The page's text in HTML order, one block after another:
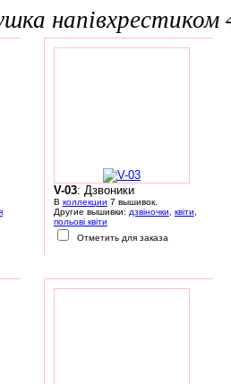
V-03: Дзвоники
В коллекции 7 вышивок.
Другие вышивки: дзвіночки, квіти,
польові квіти
Отметить для заказа